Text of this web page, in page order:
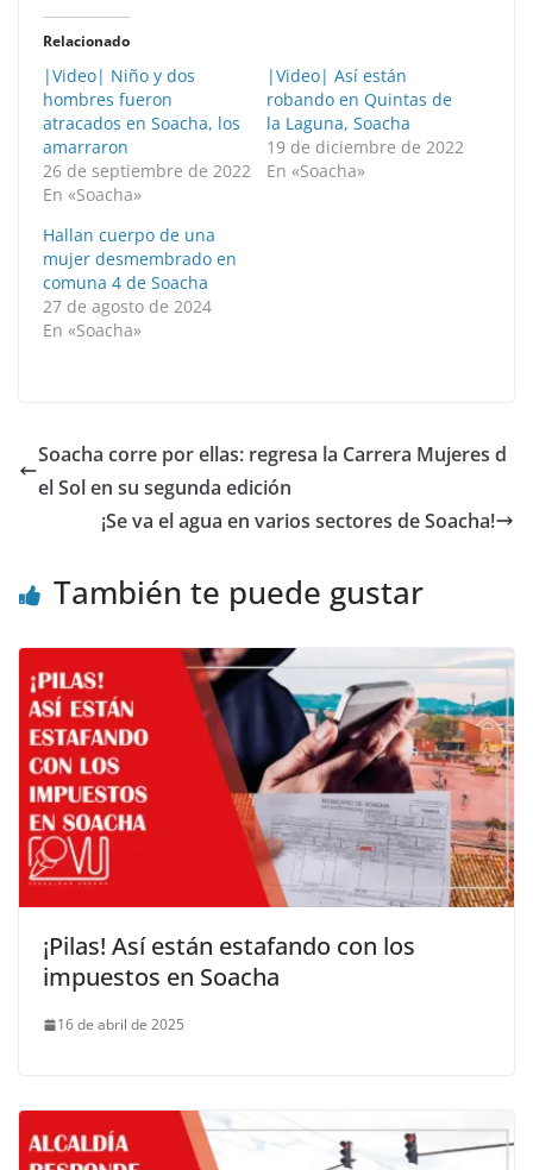
Relacionado
|Video| Niño y dos
hombres fueron
atracados en Soacha, los
amarraron
26 de septiembre de 2022
En «Soacha»
|Video| Así están
robando en Quintas de
la Laguna, Soacha
19 de diciembre de 2022
En «Soacha»
Hallan cuerpo de una
mujer desmembrado en
comuna 4 de Soacha
27 de agosto de 2024
En «Soacha»
Soacha corre por ellas: regresa la Carrera Mujeres d
el Sol en su segunda edición
¡Se va el agua en varios sectores de Soacha!
También te puede gustar
¡Pilas! Así están estafando con los
impuestos en Soacha
16 de abril de 2025